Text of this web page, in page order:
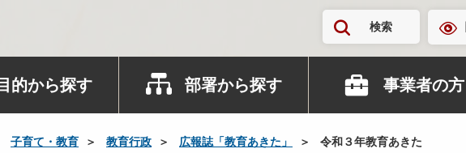
検索
目的から探す 部署から探す 事業者の方
子育て・教育 教育行政 広報誌「教育あきた」 令和３年教育あきた